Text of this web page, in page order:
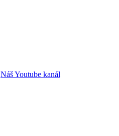
Náš Youtube kanál